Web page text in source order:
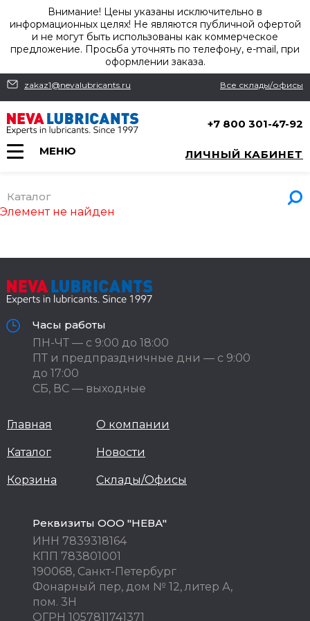
Внимание! Цены указаны исключительно в
информационных целях! Не являются публичной офертой
и не могут быть использованы как коммерческое
предложение. Просьба уточнять по телефону, e-mail, при
оформлении заказа.
zakaz1@nevalubricants.ru Все склады/офисы
+7 800 301-47-92
МЕНЮ ЛИЧНЫЙ КАБИНЕТ
Каталог
Элемент не найден
Часы работы
ПН-ЧТ — с 9:00 до 18:00
ПТ и предпраздничные дни — с 9:00
до 17:00
СБ, ВС — выходные
Главная
Каталог
Корзина
О компании
Новости
Склады/Офисы
Реквизиты ООО "НЕВА"
ИНН 7839318164
КПП 783801001
190068, Санкт-Петербург
Фонарный пер, дом № 12, литер А,
пом. 3Н
ОГРН 1057811741371